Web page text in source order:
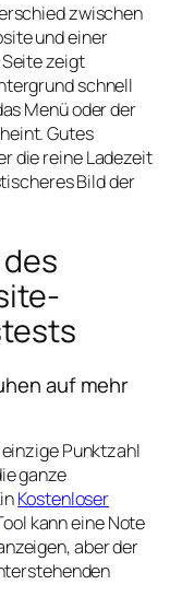
zwischen
und einer
zeigt
schnell
Menü oder der
Gutes
die reine Ladezeit
Bild der
auf mehr
Punktzahl
ganze
Kostenloser
kann eine Note
aber der